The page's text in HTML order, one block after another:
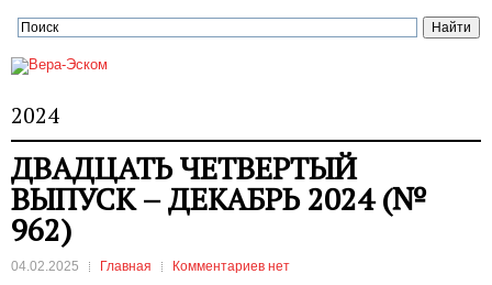
2024
ДВАДЦАТЬ ЧЕТВЕРТЫЙ
ВЫПУСК – ДЕКАБРЬ 2024 (№
962)
04.02.2025 Главная Комментариев нет